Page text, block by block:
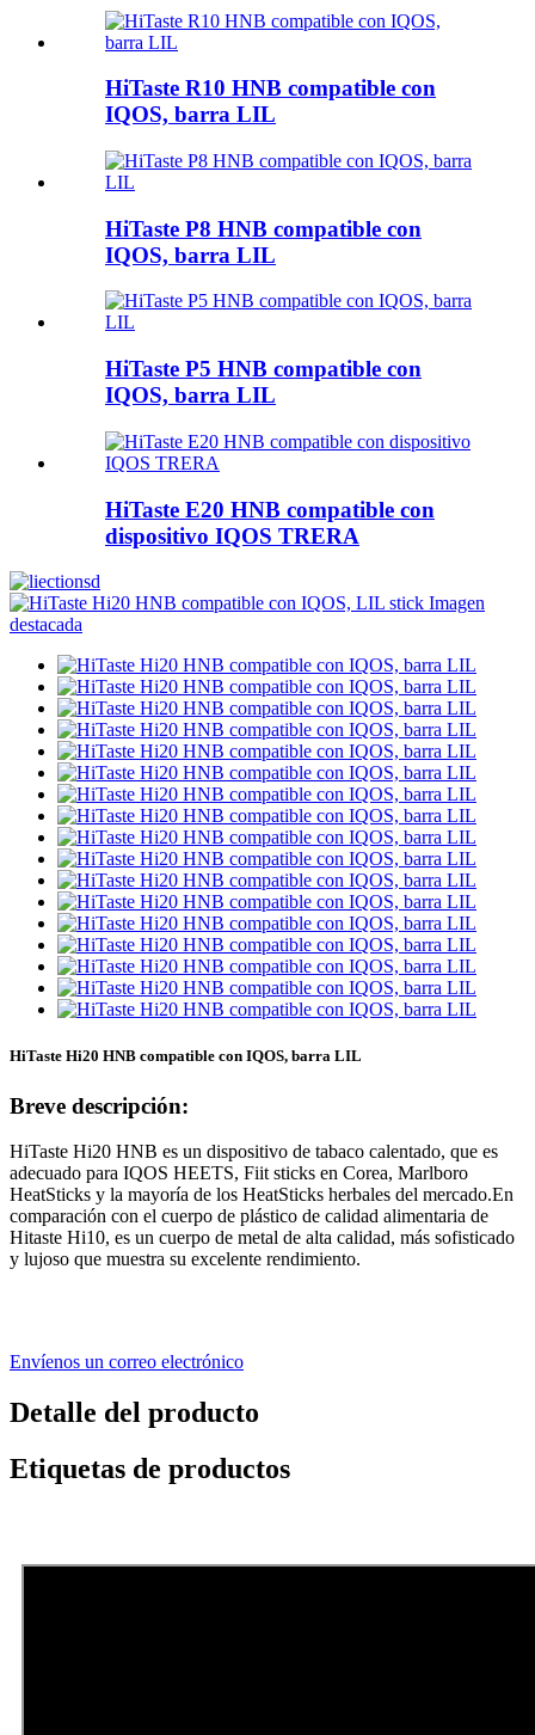
HiTaste R10 HNB compatible con
IQOS, barra LIL
HiTaste P8 HNB compatible con
IQOS, barra LIL
HiTaste P5 HNB compatible con
IQOS, barra LIL
HiTaste E20 HNB compatible con
dispositivo IQOS TRERA
HiTaste Hi20 HNB compatible con IQOS, barra LIL
Breve descripción:
HiTaste Hi20 HNB es un dispositivo de tabaco calentado, que es
adecuado para IQOS HEETS, Fiit sticks en Corea, Marlboro
HeatSticks y la mayoría de los HeatSticks herbales del mercado.En
comparación con el cuerpo de plástico de calidad alimentaria de
Hitaste Hi10, es un cuerpo de metal de alta calidad, más sofisticado
y lujoso que muestra su excelente rendimiento.
Envíenos un correo electrónico
Detalle del producto
Etiquetas de productos